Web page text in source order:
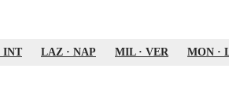
INT LAZ · NAP MIL· VER MON ·